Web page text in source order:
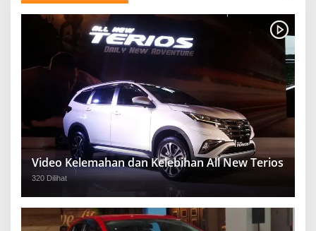
Video Kelemahan dan Kelebihan All New Terios
320 Dilihat